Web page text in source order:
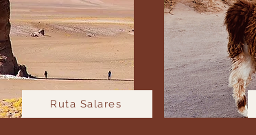
Ruta Salares